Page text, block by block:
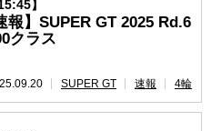
】
報】SUPER GT 2025 Rd.6
クラス
SUPER GT 速報 4輪